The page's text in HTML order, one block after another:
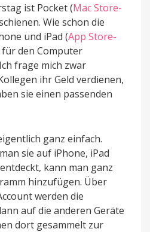
ist Pocket (Mac Store-
Wie schon die
und iPad (App Store-
den Computer
frage mich zwar
ihr Geld verdienen,
sie einen passenden
ganz einfach.
sie auf iPhone, iPad
kann man ganz
hinzufügen. Über
werden die
auf die anderen Geräte
dort gesammelt zur